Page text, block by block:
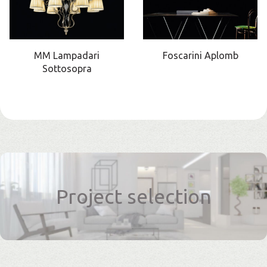
MM Lampadari
Sottosopra
Foscarini Aplomb
Project selection